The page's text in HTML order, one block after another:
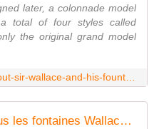
later, a colonnade model
total of four styles called
the original grand model
Toulouse. Connaissez-vous les fontaines Wallace ? Leur origine est insolite